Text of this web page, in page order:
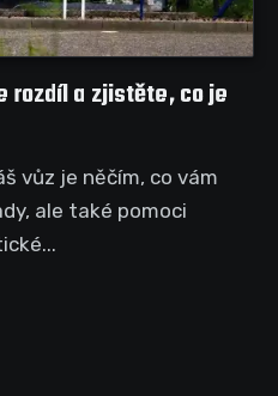
rozdíl a zjistěte, co je
vůz je něčím, co vám
ale také pomoci